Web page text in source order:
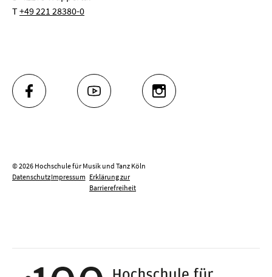
T+49 221 28380-0
FACEBOOK YOUTUBE INSTAGRAM
© 2026 Hochschule für Musik und Tanz Köln
DatenschutzImpressum Erklärung zur
Barrierefreiheit